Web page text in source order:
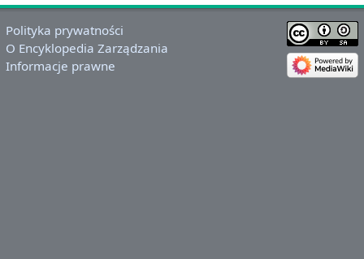
Polityka prywatności
O Encyklopedia Zarządzania
Informacje prawne